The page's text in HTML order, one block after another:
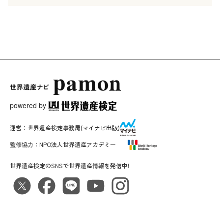
powered by
世界遺産検定のSNSで世界遺産情報を発信中!
運営： 世界遺産検定事務局(マイナビ出版)
監修協力： NPO法人世界遺産アカデミー